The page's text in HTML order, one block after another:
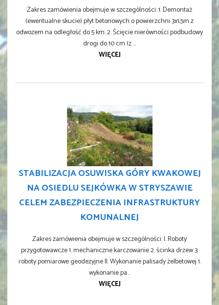
Zakres zamówienia obejmuje w szczególności: 1. Demontaż
(ewentualne skucie) płyt betonowych o powierzchni 3x1,5m z
odwozem na odległość do 5 km. 2. Ścięcie nierówności podbudowy
drogi do 10 cm (z ...
WIĘCEJ
STABILIZACJA OSUWISKA GÓRY KWAKOWEJ
NA OSIEDLU SEJKÓWKA W STRYSZAWIE
CELEM ZABEZPIECZENIA INFRASTRUKTURY
KOMUNALNEJ
Zakres zamówienia obejmuje w szczególności: I. Roboty
przygotowawcze 1. mechaniczne karczowanie 2. ścinka drzew 3.
roboty pomiarowe geodezyjne II. Wykonanie palisady żelbetowej 1.
wykonanie pa...
WIĘCEJ